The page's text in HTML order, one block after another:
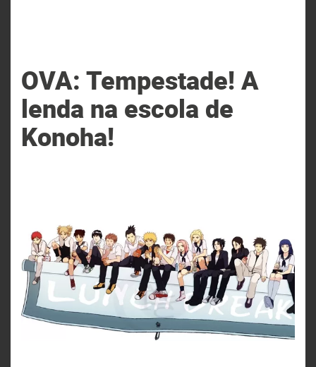
OVA: Tempestade! A
lenda na escola de
Konoha!